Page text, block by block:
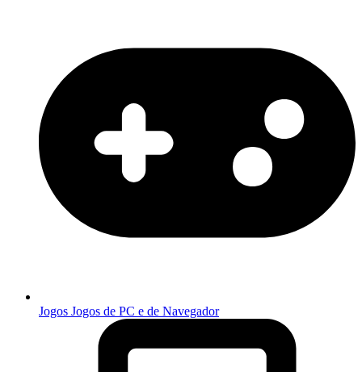
Jogos Jogos de PC e de Navegador